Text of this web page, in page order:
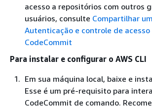
acesso a repositórios com outros
usuários, consulte Compartilhar
Autenticação e controle de acesso
CodeCommit
Para instalar e configurar o AWS CLI
Em sua máquina local, baixe e
Esse é um pré-requisito para
CodeCommit de comando.